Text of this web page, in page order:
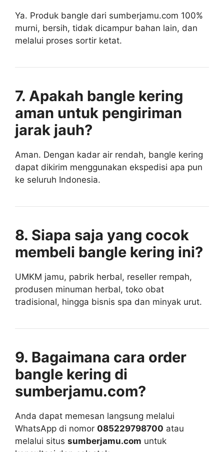
Ya. Produk bangle dari sumberjamu.com 100%
murni, bersih, tidak dicampur bahan lain, dan
melalui proses sortir ketat.
7. Apakah bangle kering
aman untuk pengiriman
jarak jauh?
Aman. Dengan kadar air rendah, bangle kering
dapat dikirim menggunakan ekspedisi apa pun
ke seluruh Indonesia.
8. Siapa saja yang cocok
membeli bangle kering ini?
UMKM jamu, pabrik herbal, reseller rempah,
produsen minuman herbal, toko obat
tradisional, hingga bisnis spa dan minyak urut.
9. Bagaimana cara order
bangle kering di
sumberjamu.com?
Anda dapat memesan langsung melalui
WhatsApp di nomor 085229798700 atau
melalui situs sumberjamu.com untuk